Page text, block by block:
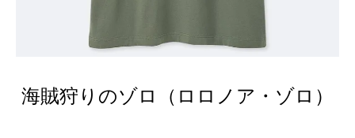
海賊狩りのゾロ（ロロノア・ゾロ）